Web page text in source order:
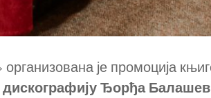
је промоција
Ђорђа